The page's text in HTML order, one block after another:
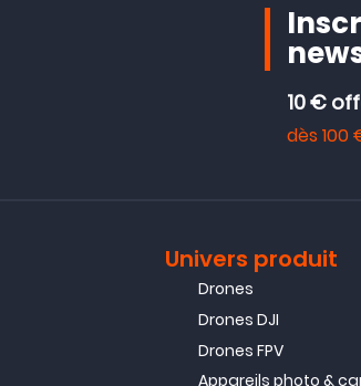
10 €
dès 100
Univers produit
Drones
Drones DJI
Drones FPV
Appareils photo &